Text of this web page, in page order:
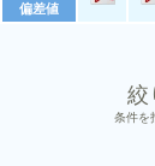
偏差値
絞
条件を